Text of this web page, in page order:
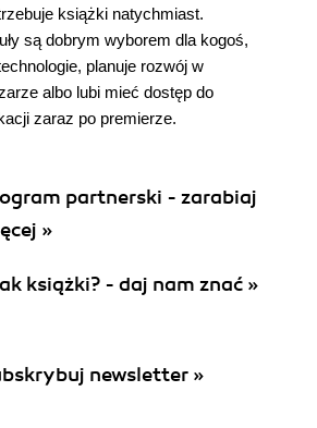
książki natychmiast.
są dobrym wyborem dla kogoś,
planuje rozwój w
albo lubi mieć dostęp do
zaraz po premierze.
partnerski - zarabiaj
»
książki? - daj nam znać »
newsletter »